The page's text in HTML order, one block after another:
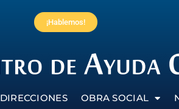
¡Hablemos!
DIRECCIONES OBRA SOCIAL